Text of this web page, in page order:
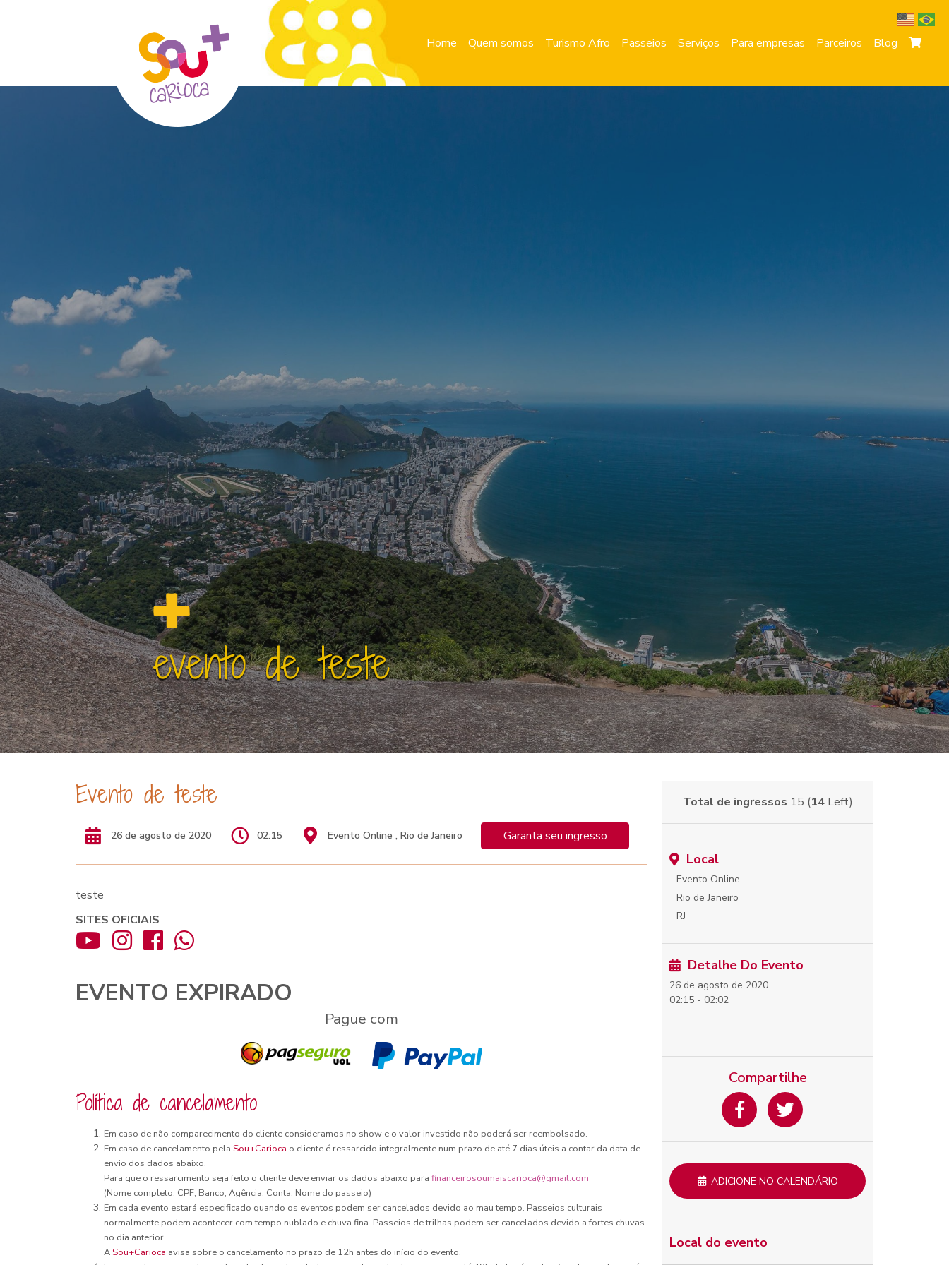
Home Quem somos Turismo Afro Passeios Serviços Para empresas Parceiros Blog
evento de teste
Evento de teste
26 de agosto de 2020 02:15 Evento Online , Rio de Janeiro Garanta seu ingresso
teste
SITES OFICIAIS
EVENTO EXPIRADO
Pague com
Política de cancelamento
Em caso de não comparecimento do cliente consideramos no show e o valor investido não poderá ser reembolsado.
Em caso de cancelamento pela Sou+Carioca o cliente é ressarcido integralmente num prazo de até 7 dias úteis a contar da data de
envio dos dados abaixo.
Para que o ressarcimento seja feito o cliente deve enviar os dados abaixo para financeirosoumaiscarioca@gmail.com
(Nome completo, CPF, Banco, Agência, Conta, Nome do passeio)
Em cada evento estará especificado quando os eventos podem ser cancelados devido ao mau tempo. Passeios culturais
normalmente podem acontecer com tempo nublado e chuva fina. Passeios de trilhas podem ser cancelados devido a fortes chuvas
no dia anterior.
A Sou+Carioca avisa sobre o cancelamento no prazo de 12h antes do início do evento.
Total de ingressos 15 (14Left)
Local
Evento Online
Rio de Janeiro
RJ
Detalhe Do Evento
26 de agosto de 2020
02:15 - 02:02
Compartilhe
ADICIONE NO CALENDÁRIO
Local do evento